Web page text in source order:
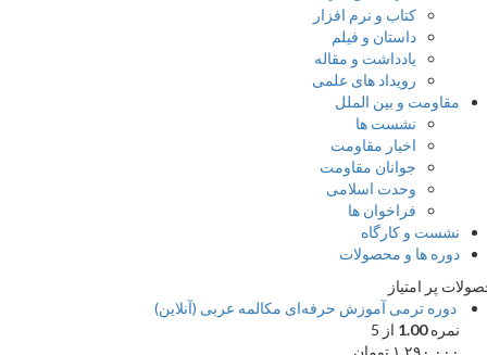
کتاب و نرم افزار
داستان و فیلم
یادداشت و مقاله
رویداد های علمی
و بین الملل
نشست ها
اخبار مقاومت
جوانان مقاومت
وحدت اسلامی
فراخوان ها
و کارگاه
ها و محصولات
امتیاز
ترمی آموزش حرفه‌ای مکالمه عربی (آنلاین)
1.00از 5
تومان